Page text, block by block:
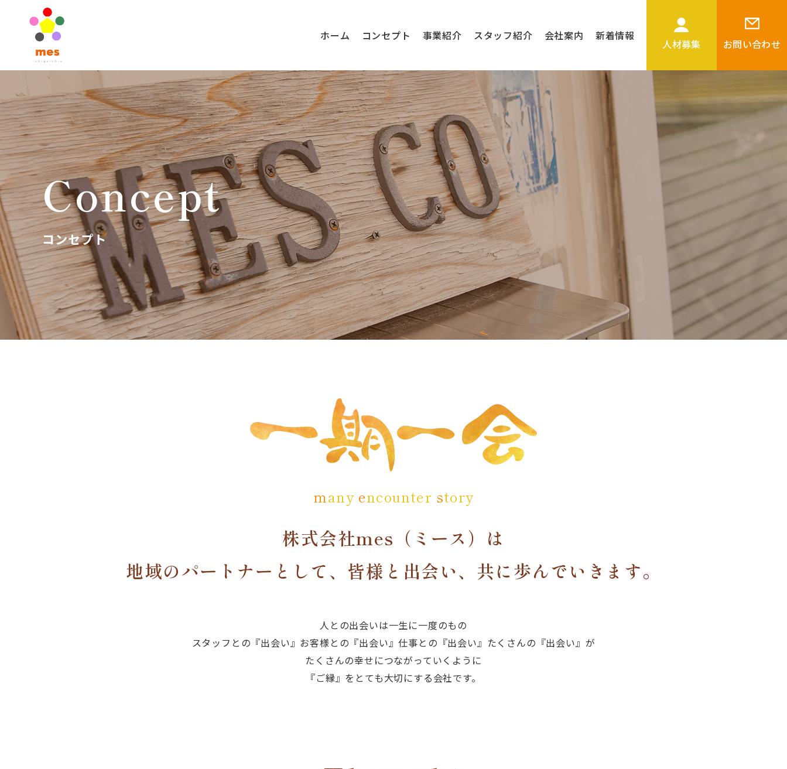
ホーム コンセプト 事業紹介 スタッフ紹介 会社案内 新着情報
人材募集 お問い合わせ
Concept
コンセプト
ｍany encounter story
株式会社mes（ミース）は
地域のパートナーとして、皆様と出会い、共に歩んでいきます。
人との出会いは一生に一度のもの
スタッフとの『出会い』お客様との『出会い』仕事との『出会い』たくさんの『出会い』が
​​​​​​​たくさんの幸せにつながっていくように
​​​​​​​『ご縁』をとても大切にする会社です。